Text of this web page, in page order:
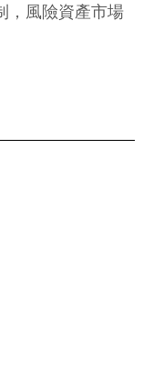
，風險資產市場